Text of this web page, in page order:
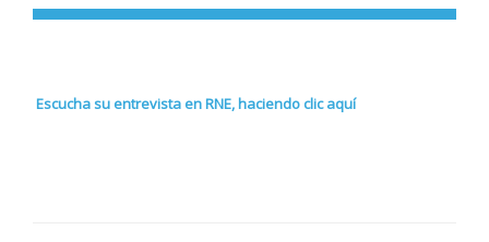
Escucha su entrevista en RNE, haciendo clic aquí